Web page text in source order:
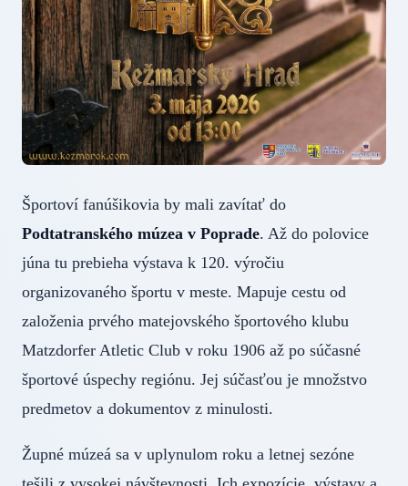
Športoví fanúšikovia by mali zavítať do
Podtatranského múzea v Poprade. Až do polovice
júna tu prebieha výstava k 120. výročiu
organizovaného športu v meste. Mapuje cestu od
založenia prvého matejovského športového klubu
Matzdorfer Atletic Club v roku 1906 až po súčasné
športové úspechy regiónu. Jej súčasťou je množstvo
predmetov a dokumentov z minulosti.
Župné múzeá sa v uplynulom roku a letnej sezóne